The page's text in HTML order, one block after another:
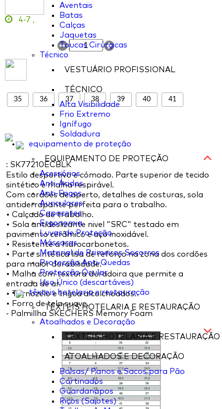
Aventais
Batas
Calças
Jaquetas
Toucas Cirúrgicas
Técnico
VESTUÁRIO PROFISSIONAL
TÉCNICO
Alta Visibilidade
Frio Extremo
Ignífugo
Soldadura
equipamento de proteção
EQUIPAMENTO DE PROTEÇÃO
Acessórios
Anti-Ácidos
Anti-Fogos
Auriculares
Capacetes
Ergonomia
Luvas de Proteção
Máscaras
Material de Primeiros Socorros
Protecção Anti-Quedas
Protecção Ócular
Uso Único (descartáveis)
têxteis hotelaria e restauração
TÊXTEIS HOTELARIA E RESTAURAÇÃO
Atoalhados e Decoração
TÊXTEIS HOTELARIA E RESTAURAÇÃO
ATOALHADOS E DECORAÇÃO
Bolsas/ Panos e Sacos para Pão
Cortinados
Guardanapos
Riços (Saiotes)
4-7 ,
35 36 37 38 39 40 41
: SK77210ECBLK
Estilo desportivo e cómodo. Parte superior de tecido
sintético e malha respirável.
Com cordões de aperto, detalhes de costuras, sola
antiderrapante perfeita para o trabalho.
• Calçado de trabalho.
• Sola antideslizante nivel "SRC" testado em
pavimento cerâmico e aço inoxidável.
• Resistente a hidrocarbonetos.
• Parte sintética lisa de reforço na zona dos cordões
para maior durabilidade.
• Malha com textura duradoira que permite a
entrada de ar.
• Tornozelo e lingua alcolchoados.
• Forro de tela suave.
- Palmillha SKECHERS Memory Foam